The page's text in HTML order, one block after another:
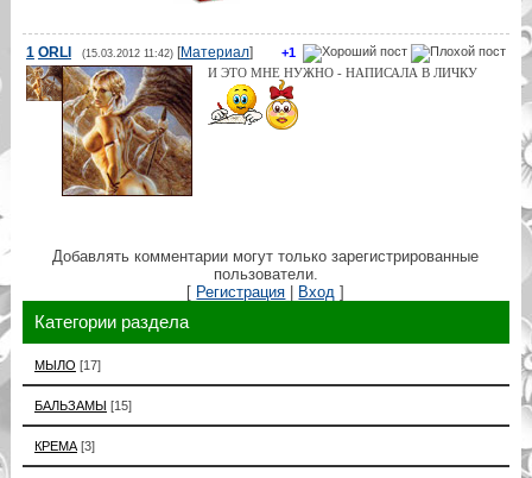
+1
1 ORLI (15.03.2012 11:42)[Материал]
И ЭТО МНЕ НУЖНО - НАПИСАЛА В ЛИЧКУ
Добавлять комментарии могут только зарегистрированные
пользователи.
[ Регистрация Вход ]
Категории раздела
МЫЛО [17]
БАЛЬЗАМЫ [15]
КРЕМА [3]